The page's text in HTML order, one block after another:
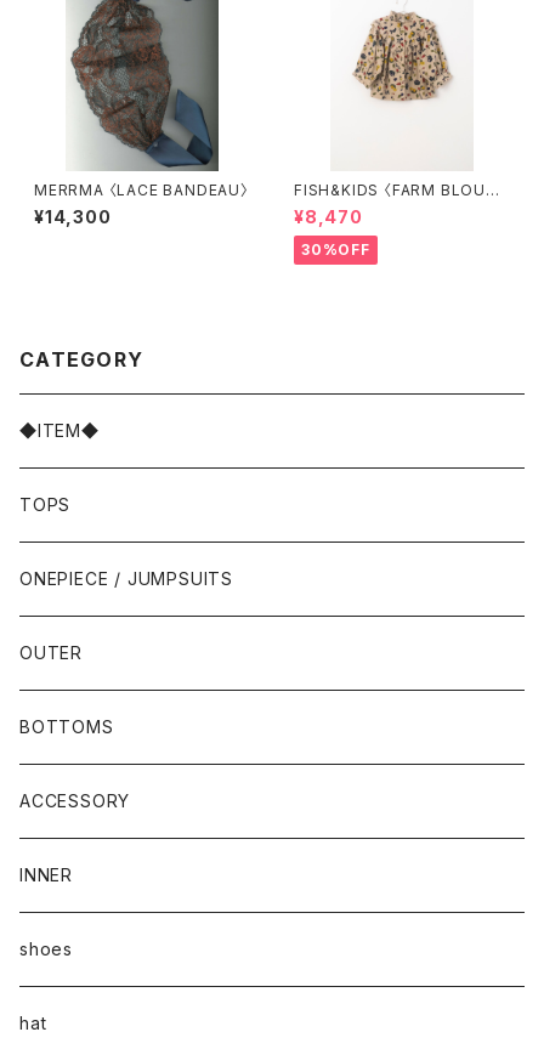
MERRMA 〈LACE BANDEAU〉
¥14,300
FISH&KIDS 〈FARM BLOUS
E〉
¥8,470
30%OFF
CATEGORY
◆ITEM◆
TOPS
ONEPIECE / JUMPSUITS
OUTER
BOTTOMS
ACCESSORY
INNER
shoes
hat